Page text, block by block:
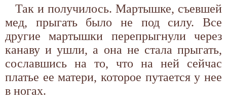
Так и получилось. Мартышке, съевшей
мед, прыгать было не под силу. Все
другие мартышки перепрыгнули через
канаву и ушли, а она не стала прыгать,
сославшись на то, что на ней сейчас
платье ее матери, которое путается у нее
в ногах.